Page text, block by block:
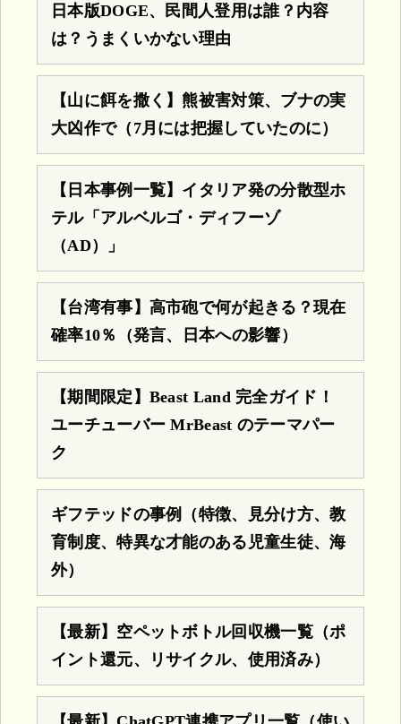
日本版DOGE、民間人登用は誰？内容
は？うまくいかない理由
【山に餌を撒く】熊被害対策、ブナの実
大凶作で（7月には把握していたのに）
【日本事例一覧】イタリア発の分散型ホ
テル「アルベルゴ・ディフーゾ
（AD）」
【台湾有事】高市砲で何が起きる？現在
確率10％（発言、日本への影響）
【期間限定】Beast Land 完全ガイド！
ユーチューバー MrBeast のテーマパー
ク
ギフテッドの事例（特徴、見分け方、教
育制度、特異な才能のある児童生徒、海
外）
【最新】空ペットボトル回収機一覧（ポ
イント還元、リサイクル、使用済み）